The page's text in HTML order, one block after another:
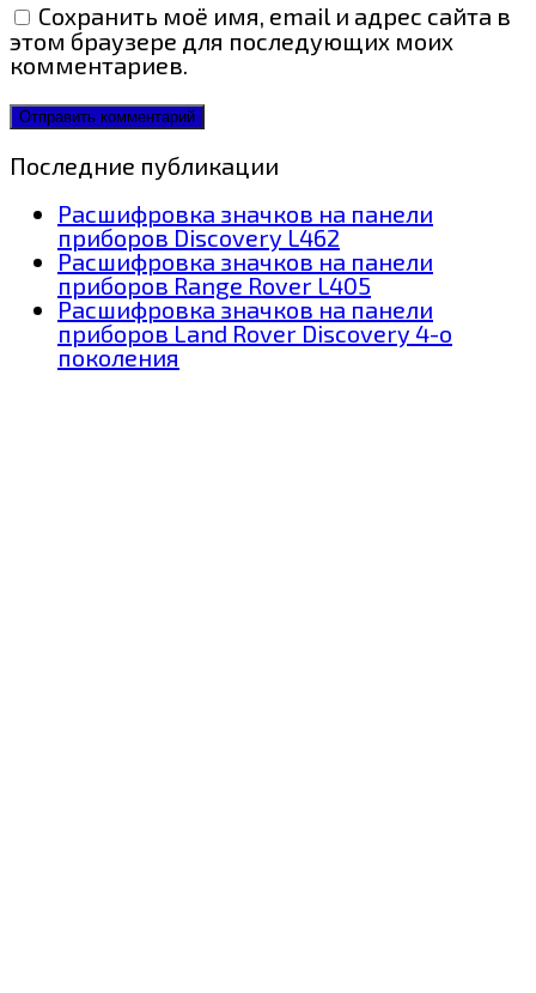
Сохранить моё имя, email и адрес сайта в
этом браузере для последующих моих
комментариев.
Последние публикации
Расшифровка значков на панели
приборов Discovery L462
Расшифровка значков на панели
приборов Range Rover L405
Расшифровка значков на панели
приборов Land Rover Discovery 4-о
поколения